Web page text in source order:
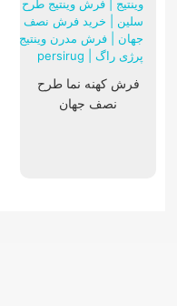
فرش کهنه نما طرح
نصف جهان